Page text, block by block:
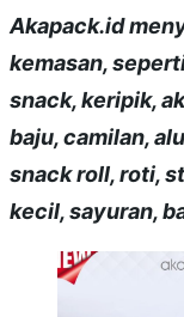
Akapack.id
kemasan,
snack, keripik,
baju, camilan,
snack roll, roti,
kecil, sayuran,